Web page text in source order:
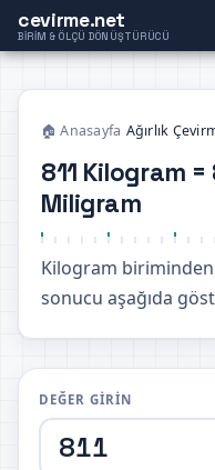
cevirme.net
BIRIM & ÖLÇÜ DÖNÜŞTÜRÜCÜ
🏠 Anasayfa Ağırlık
811 Kilogram
Miligram
Kilogram
sonucu aşağıda
DEĞER GIRIN